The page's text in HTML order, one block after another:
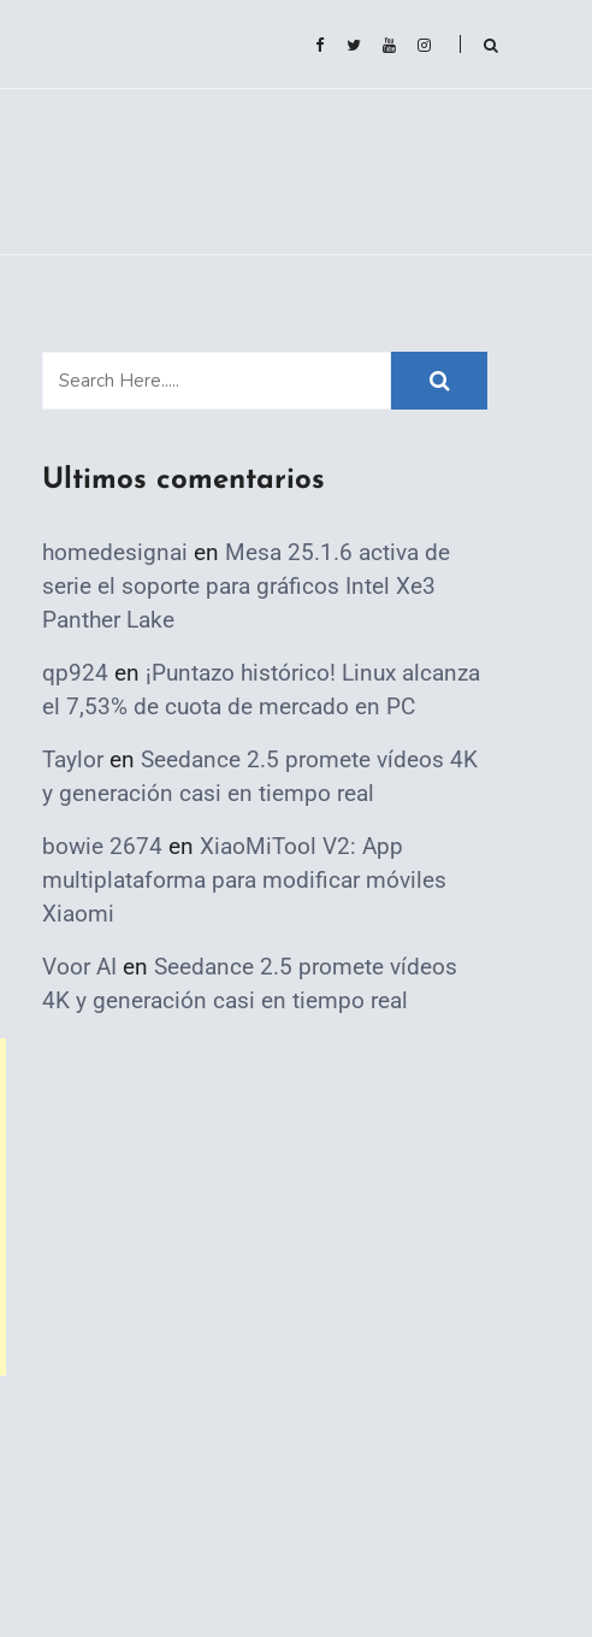
Ultimos comentarios
homedesignai en Mesa 25.1.6 activa de
serie el soporte para gráficos Intel Xe3
Panther Lake
qp924 en ¡Puntazo histórico! Linux alcanza
el 7,53% de cuota de mercado en PC
Taylor en Seedance 2.5 promete vídeos 4K
y generación casi en tiempo real
bowie 2674 en XiaoMiTool V2: App
multiplataforma para modificar móviles
Xiaomi
Voor AI en Seedance 2.5 promete vídeos
4K y generación casi en tiempo real